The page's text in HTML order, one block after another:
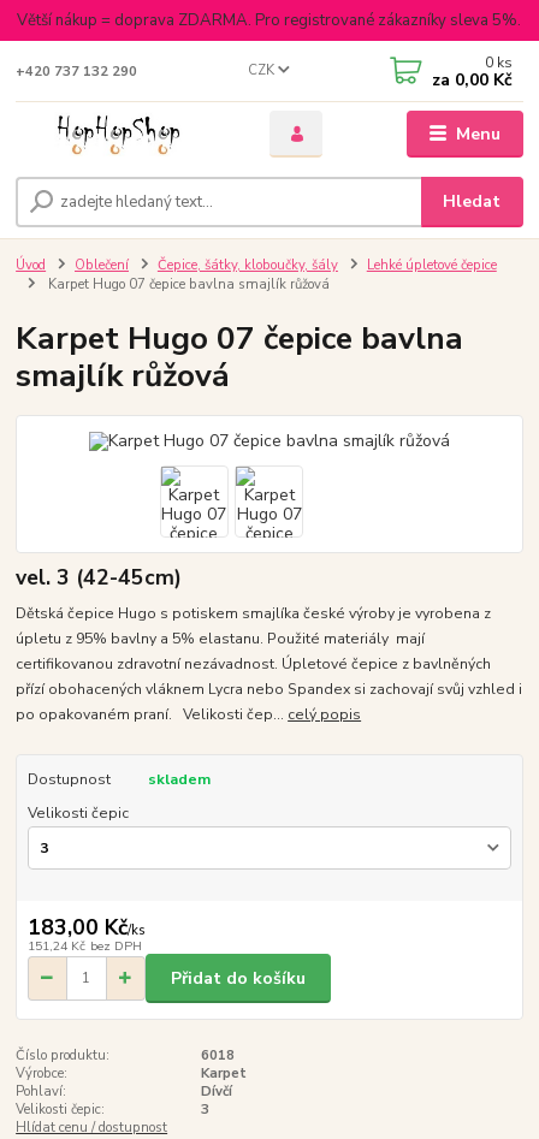
Větší nákup = doprava ZDARMA. Pro registrované zákazníky sleva 5%.
Menu
CZK
Hledat
+420 737 132 290 0 ks
za 0,00 Kč
Úvod Oblečení Čepice, šátky, kloboučky, šály
Lehké úpletové čepice
Karpet Hugo 07 čepice bavlna smajlík růžová
Karpet Hugo 07 čepice bavlna
smajlík růžová
vel. 3 (42-45cm)
Dětská čepice Hugo s potiskem smajlíka české výroby je vyrobena z
úpletu z 95% bavlny a 5% elastanu. Použité materiály mají
certifikovanou zdravotní nezávadnost. Úpletové čepice z bavlněných
přízí obohacených vláknem Lycra nebo Spandex si zachovají svůj vzhled i
po opakovaném praní. Velikosti čep... celý popis
Dostupnost
skladem
Velikosti čepic
183,00 Kč/ks
151,24 Kč bez DPH
Přidat do košíku
Číslo produktu:
6018
Výrobce:
Karpet
Pohlaví:
Dívčí
Velikosti čepic:
3
Hlídat cenu / dostupnost